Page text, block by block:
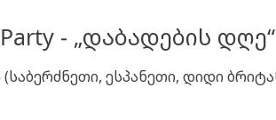
- „დაბადების დღე“
(საბერძნეთი, ესპანეთი, დიდი